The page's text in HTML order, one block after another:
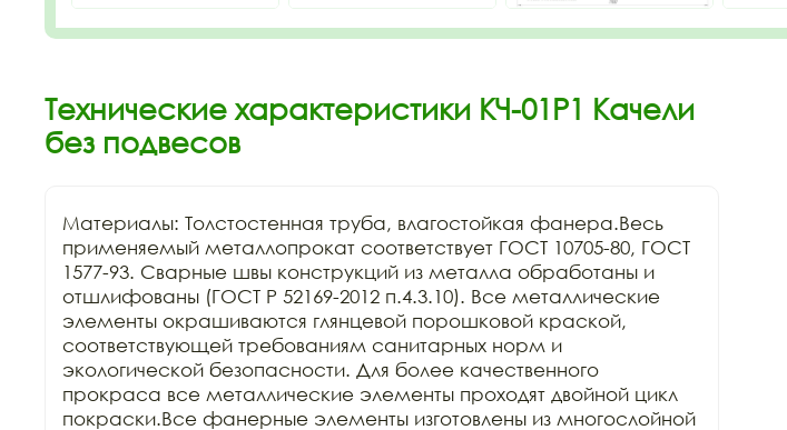
Технические характеристики КЧ-01Р1 Качели
без подвесов
Материалы: Толстостенная труба, влагостойкая фанера.Весь
применяемый металлопрокат соответствует ГОСТ 10705-80, ГОСТ
1577-93. Сварные швы конструкций из металла обработаны и
отшлифованы (ГОСТ Р 52169-2012 п.4.3.10). Все металлические
элементы окрашиваются глянцевой порошковой краской,
соответствующей требованиям санитарных норм и
экологической безопасности. Для более качественного
прокраса все металлические элементы проходят двойной цикл
покраски.Все фанерные элементы изготовлены из многослойной